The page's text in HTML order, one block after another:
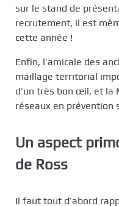
sur le stand de
recrutement, il est
cette année !
Enfin, l’amicale des
maillage territorial
d’un très bon œil, et la
réseaux en prévention
Un aspect
de Ross
Il faut tout d’abord